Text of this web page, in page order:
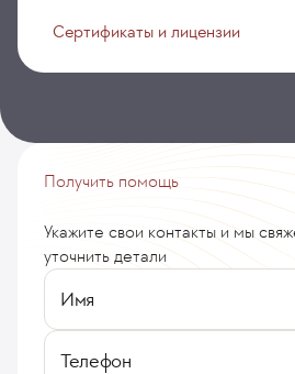
Сертификаты и лицензии
Получить помощь
Укажите свои контакты и мы
уточнить детали
Имя
Телефон